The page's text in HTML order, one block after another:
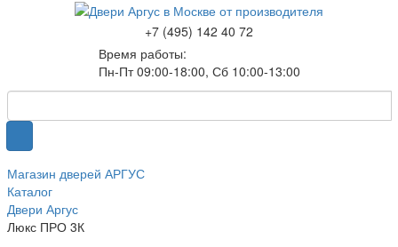
+7 (495) 142 40 72
Время работы:
Пн-Пт 09:00-18:00, Сб 10:00-13:00
Магазин дверей АРГУС
Каталог
Двери Аргус
Люкс ПРО 3К